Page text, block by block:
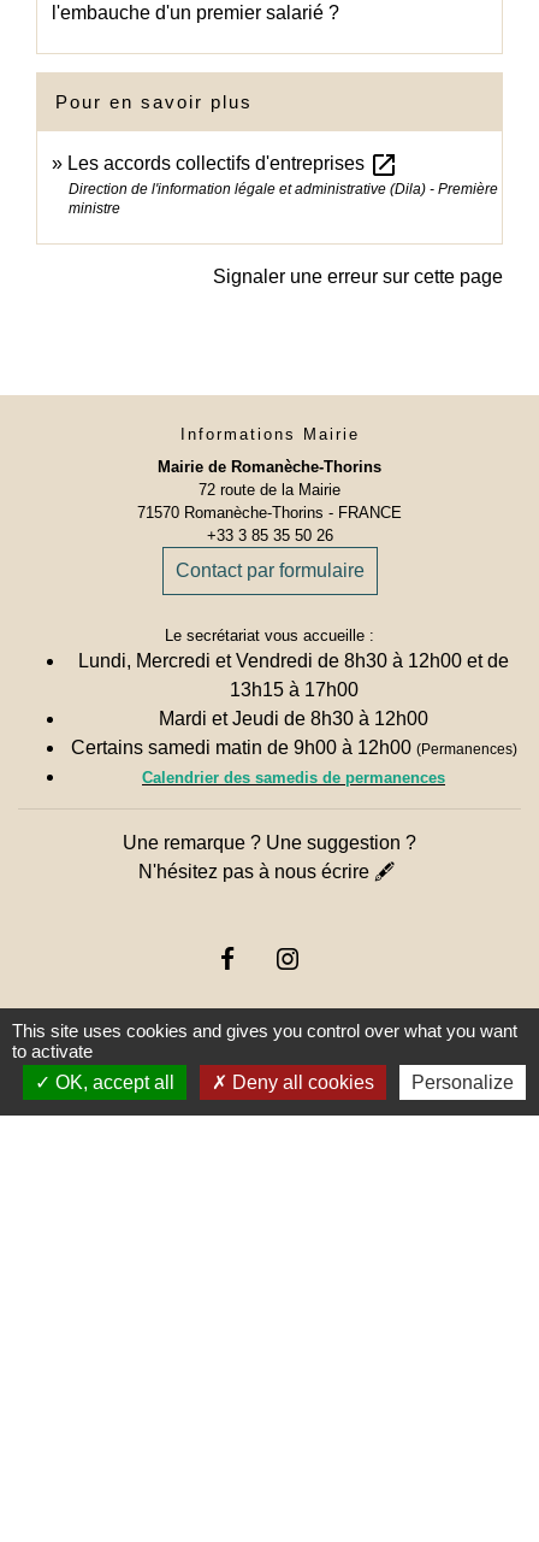
l'embauche d'un premier salarié ?
Pour en savoir plus
Les accords collectifs d'entreprises open_in_new
Direction de l'information légale et administrative (Dila) - Première
ministre
Signaler une erreur sur cette page
Informations Mairie
Mairie de Romanèche-Thorins
72 route de la Mairie
71570 Romanèche-Thorins - FRANCE
+33 3 85 35 50 26
Contact par formulaire
Le secrétariat vous accueille :
Lundi, Mercredi et Vendredi de 8h30 à 12h00 et de
13h15 à 17h00
Mardi et Jeudi de 8h30 à 12h00
Certains samedi matin de 9h00 à 12h00 (Permanences)
Calendrier des samedis de permanences
Une remarque ? Une suggestion ?
N'hésitez pas à nous écrire 🖋
Liens
This site uses cookies and gives you control over what you want
to activate
OK, accept all
Deny all cookies Personalize